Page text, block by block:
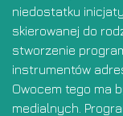
niedostatku
skierowanej do
stworzenie
instrumentów
Owocem tego ma
medialnych.